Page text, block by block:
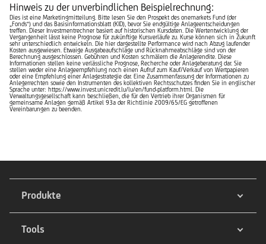
Hinweis zu der unverbindlichen Beispielrechnung:
Dies ist eine Marketingmitteilung. Bitte lesen Sie den Prospekt des onemarkets Fund (der
„Fonds“) und das Basisinformationsblatt (KID), bevor Sie endgültige Anlageentscheidungen
treffen. Dieser Investmentrechner basiert auf historischen Kursdaten. Die Wertentwicklung der
Vergangenheit lässt keine Prognose für zukünftige Kursverläufe zu. Kurse können sich in Zukunft
sehr unterschiedlich entwickeln. Die hier dargestellte Performance wird nach Abzug laufender
Kosten ausgewiesen. Etwaige Ausgabeaufschläge und Rücknahmeabschläge sind von der
Berechnung ausgeschlossen. Gebühren und Kosten schmälern die Anlagerendite. Diese
Informationen stellen keine verlässliche Prognose, Recherche oder Anlageberatung dar. Sie
stellen weder eine Anlageempfehlung noch einen Aufruf zum Kauf/Verkauf von Wertpapieren
oder eine Empfehlung einer Anlagestrategie dar. Eine Zusammenfassung der Informationen zu
Anlegerrechten sowie den Instrumenten des kollektiven Rechtsschutzes finden Sie in englischer
Sprache unter: https://www.invest.unicredit.lu/lu/en/fund-platform.html. Die
Verwaltungsgesellschaft kann beschließen, die für den Vertrieb ihrer Organismen für
gemeinsame Anlagen gemäß Artikel 93a der Richtlinie 2009/65/EG getroffenen
Vereinbarungen zu beenden.
Produkte
Tools